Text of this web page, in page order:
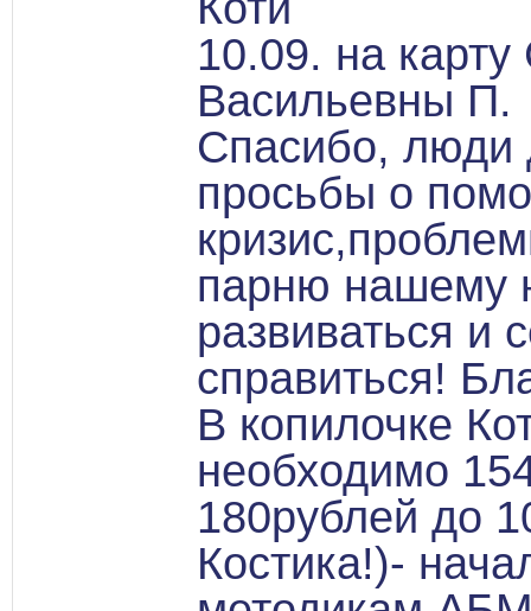
10.09. на
Васильевны П.
Спасибо, люди
просьбы о
парню нашему
развиваться и
справиться!
В копилочке
необходимо
180рублей до
Костика!)-